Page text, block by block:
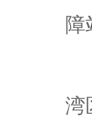
障
湾